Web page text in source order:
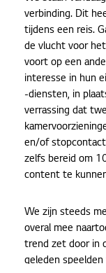
verbinding. Dit
tijdens een reis.
de vlucht voor
voort op een
interesse in hun
-diensten, in
verrassing dat
en/of
zelfs bereid om
content te
We zijn steeds
overal mee
trend zet door in
geleden